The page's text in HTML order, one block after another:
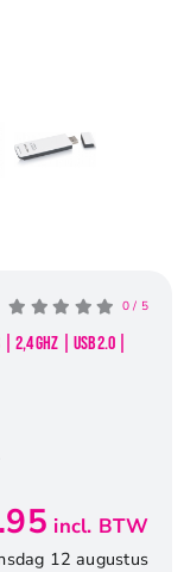
0 / 5
GHz | USB 2.0 |
incl. BTW
12 augustus